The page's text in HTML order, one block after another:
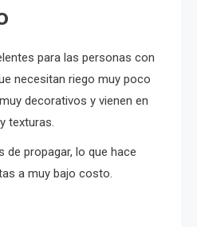
para las personas con
necesitan riego muy poco
decorativos y vienen en
texturas.
propagar, lo que hace
a muy bajo costo.